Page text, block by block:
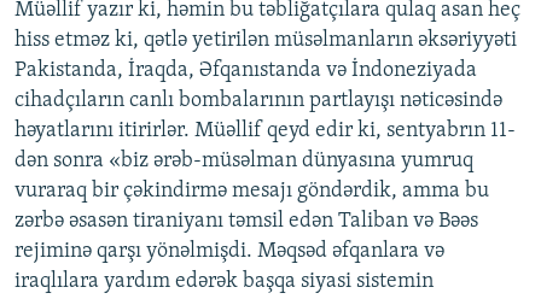
Müəllif yazır ki, həmin bu təbliğatçılara qulaq asan heç
hiss etməz ki, qətlə yetirilən müsəlmanların əksəriyyəti
Pakistanda, İraqda, Əfqanıstanda və İndoneziyada
cihadçıların canlı bombalarının partlayışı nəticəsində
həyatlarını itirirlər. Müəllif qeyd edir ki, sentyabrın 11-
dən sonra «biz ərəb-müsəlman dünyasına yumruq
vuraraq bir çəkindirmə mesajı göndərdik, amma bu
zərbə əsasən tiraniyanı təmsil edən Taliban və Bəəs
rejiminə qarşı yönəlmişdi. Məqsəd əfqanlara və
iraqlılara yardım edərək başqa siyasi sistemin